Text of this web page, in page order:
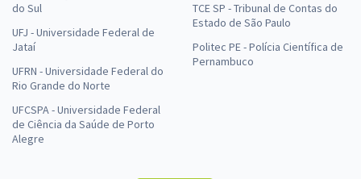
do Sul
UFJ - Universidade Federal de
Jataí
UFRN - Universidade Federal do
Rio Grande do Norte
UFCSPA - Universidade Federal
de Ciência da Saúde de Porto
Alegre
TCE SP - Tribunal de Contas do
Estado de São Paulo
Politec PE - Polícia Científica de
Pernambuco